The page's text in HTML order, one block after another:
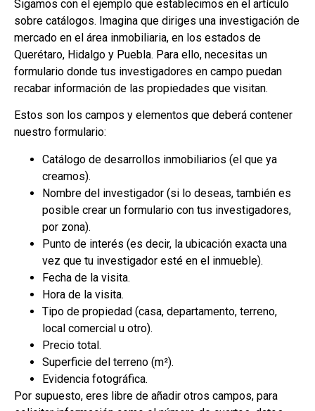
Sigamos con el ejemplo que establecimos en el artículo
sobre catálogos. Imagina que diriges una investigación de
mercado en el área inmobiliaria, en los estados de
Querétaro, Hidalgo y Puebla. Para ello, necesitas un
formulario donde tus investigadores en campo puedan
recabar información de las propiedades que visitan.
Estos son los campos y elementos que deberá contener
nuestro formulario:
Catálogo de desarrollos inmobiliarios (el que ya
creamos).
Nombre del investigador (si lo deseas, también es
posible crear un formulario con tus investigadores,
por zona).
Punto de interés (es decir, la ubicación exacta una
vez que tu investigador esté en el inmueble).
Fecha de la visita.
Hora de la visita.
Tipo de propiedad (casa, departamento, terreno,
local comercial u otro).
Precio total.
Superficie del terreno (m²).
Evidencia fotográfica.
Por supuesto, eres libre de añadir otros campos, para